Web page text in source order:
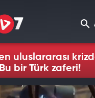
uluslararası
bir Türk zaferi!